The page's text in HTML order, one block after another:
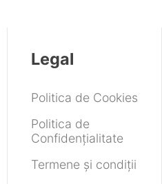
Legal
Politica de Cookies
Politica de
Confidențialitate
Termene și condiții